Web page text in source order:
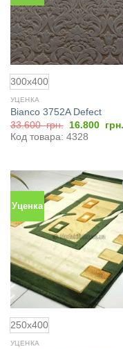
300x400
УЦЕНКА
Bianco 3752A Defect
33.600грн.
цена
составляла
16.800 грн.
Код товара: 4328
Уценка
в
250x400
УЦЕНКА